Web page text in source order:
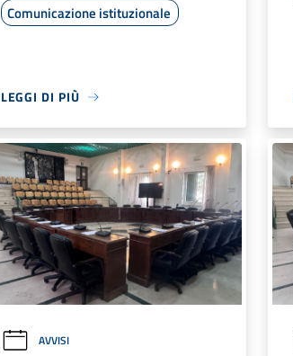
Comunicazione istituzionale
LEGGI DI PIÙ
AVVISI